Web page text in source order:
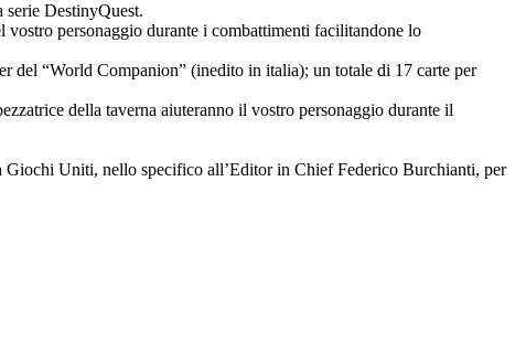
DestinyQuest.
vostro personaggio durante i combattimenti facilitandone lo
del “World Companion” (inedito in italia); un totale di 17 carte per
della taverna aiuteranno il vostro personaggio durante il
Giochi Uniti, nello specifico all’Editor in Chief Federico Burchianti, per